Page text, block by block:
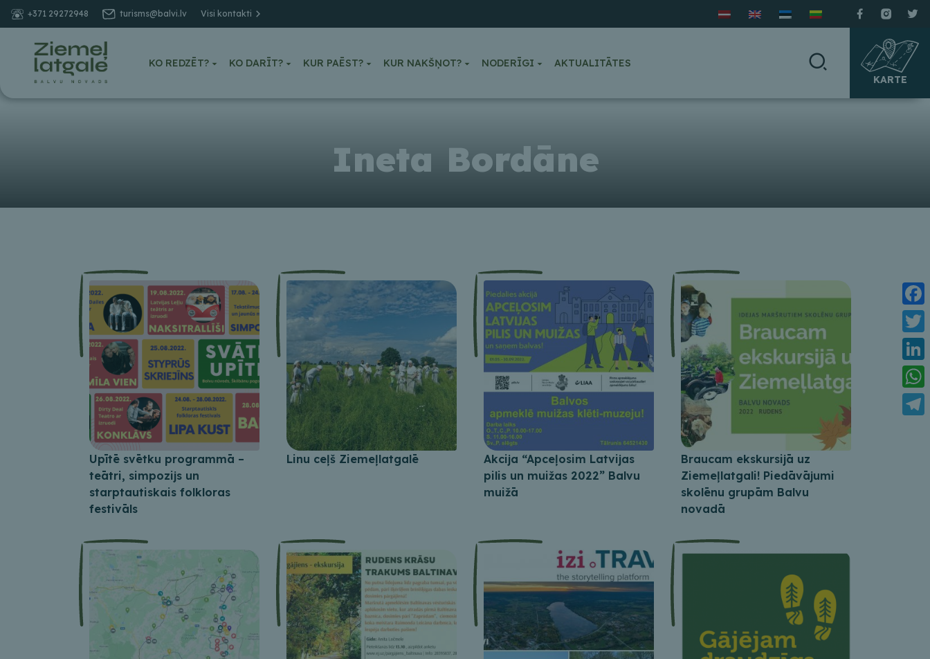
+371 29272948 turisms@balvi.lv Visi kontakti
KO REDZĒT? KO DARĪT? KUR PAĒST? KUR NAKŠŅOT? NODERĪGI
AKTUALITĀTES
KARTE
Ineta Bordāne
Upītē svētku programmā –
teātri, simpozijs un
starptautiskais folkloras
festivāls
Linu ceļš Ziemeļlatgalē
Akcija “Apceļosim Latvijas
pilis un muižas 2022” Balvu
muižā
Braucam ekskursijā uz
Ziemeļlatgali! Piedāvājumi
skolēnu grupām Balvu
novadā